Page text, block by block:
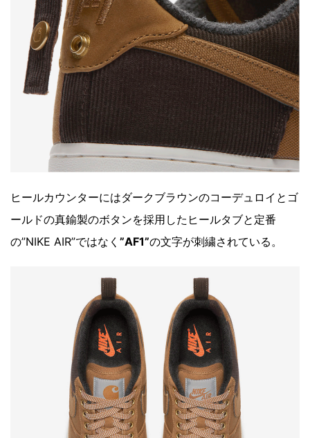
ヒールカウンターにはダークブラウンのコーデュロイとゴ
ールドの真鍮製のボタンを採用したヒールタブと定番
の”NIKE AIR”ではなく ”AF1”の文字が刺繍されている。